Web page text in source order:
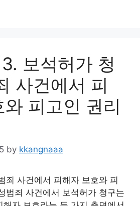
보석허가 청
사건에서 피
피고인 권리
by kkangnaaa
죄 사건에서 피해자 보호와 피
범죄 사건에서 보석허가 청구는